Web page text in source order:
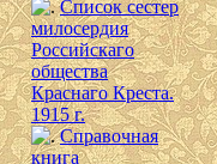
Список сестер
милосердия
Российскаго
общества
Краснаго Креста.
1915 г.
Справочная
книга